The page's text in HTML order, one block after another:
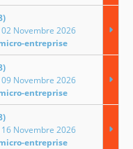
Novembre 2026
entreprise
Novembre 2026
entreprise
Novembre 2026
entreprise